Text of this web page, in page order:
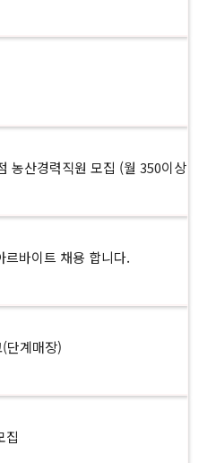
농산경력직원 모집 (월 350이상
바이트 채용 합니다.
단계매장)
집